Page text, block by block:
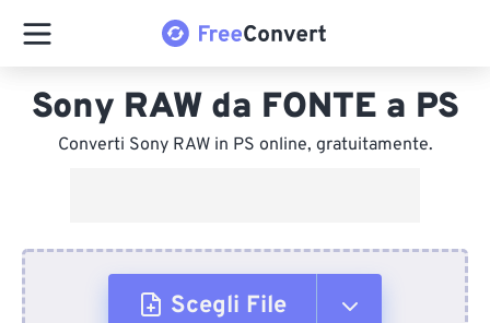
Sony RAW da FONTE a PS
Converti Sony RAW in PS online, gratuitamente.
Scegli File